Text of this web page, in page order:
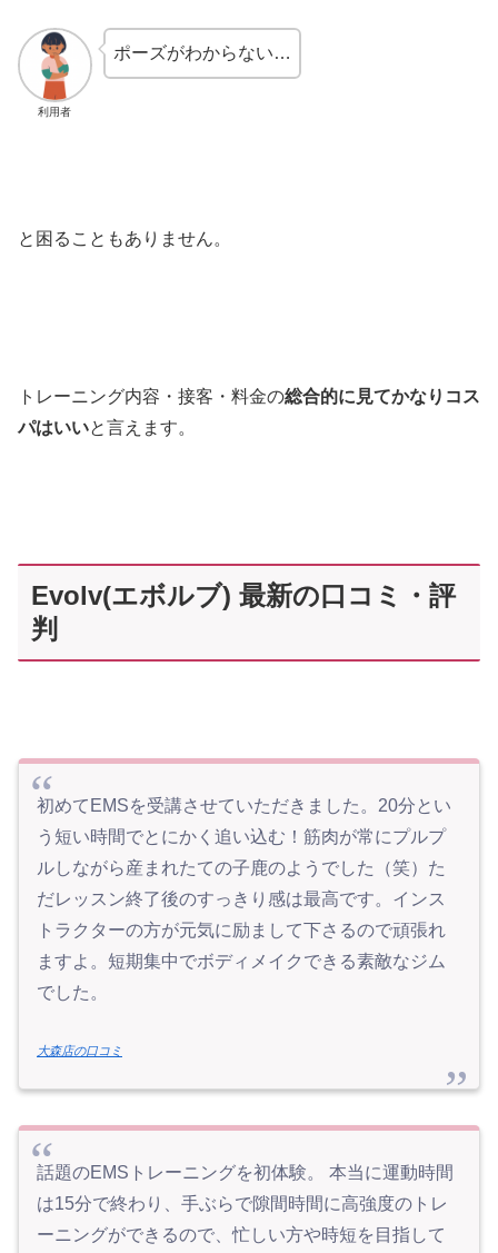
利用者
ポーズがわからない…
と困ることもありません。
トレーニング内容・接客・料金の総合的に見てかなりコス
パはいいと言えます。
Evolv(エボルブ) 最新の口コミ・評
判
初めてEMSを受講させていただきました。20分とい
う短い時間でとにかく追い込む！筋肉が常にプルプ
ルしながら産まれたての子鹿のようでした（笑）た
だレッスン終了後のすっきり感は最高です。インス
トラクターの方が元気に励まして下さるので頑張れ
ますよ。短期集中でボディメイクできる素敵なジム
でした。
大森店の口コミ
話題のEMSトレーニングを初体験。 本当に運動時間
は15分で終わり、手ぶらで隙間時間に高強度のトレ
ーニングができるので、忙しい方や時短を目指して